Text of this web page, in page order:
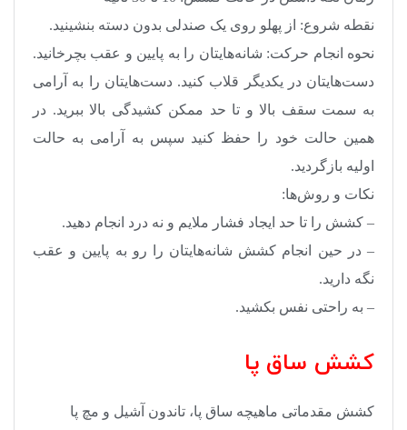
نقطه شروع: از پهلو روی یک صندلی بدون دسته بنشینید.
نحوه انجام حرکت: شانه‌هایتان را به پایین و عقب بچرخانید.
دست‌هایتان در یکدیگر قلاب کنید. دست‌هایتان را به آرامی
به سمت سقف بالا و تا حد ممکن کشیدگی بالا ببرید. در
همین حالت خود را حفظ کنید سپس به آرامی به حالت
اولیه بازگردید.
نکات و روش‌ها:
– کشش را تا حد ایجاد فشار ملایم و نه درد انجام دهید.
– در حین انجام کشش شانه‌هایتان را رو به پایین و عقب
نگه دارید.
– به راحتی نفس بکشید.
کشش ساق پا
کشش مقدماتی ماهیچه ساق پا، تاندون آشیل و مچ پا